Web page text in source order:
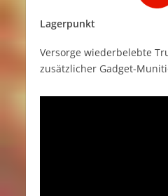
Lagerpunkt
Versorge wiederbelebte
zusätzlicher Gadget-